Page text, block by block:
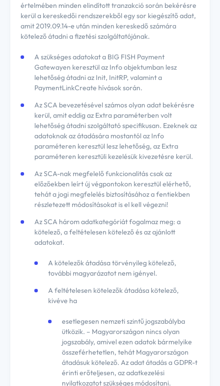
értelmében minden elindított tranzakció során bekérésre
kerül a kereskedői rendszerekből egy sor kiegészítő adat,
amit 2019.09.14-e után minden kereskedő számára
kötelező átadni a fizetési szolgáltatójának.
A szükséges adatokat a BIG FISH Payment
Gatewayen keresztül az Info objektumban lesz
lehetőség átadni az Init, InitRP, valamint a
PaymentLinkCreate hívások során.
Az SCA bevezetésével számos olyan adat bekérésre
kerül, amit eddig az Extra paraméterben volt
lehetőség átadni szolgáltató specifikusan. Ezeknek az
adatoknak az átadására mostantól az Info
paraméteren keresztül lesz lehetőség, az Extra
paraméteren keresztüli kezelésük kivezetésre kerül.
Az SCA-nak megfelelő funkcionalitás csak az
előzőekben leírt új végpontokon keresztül elérhető,
tehát a jogi megfelelés biztosításához a fentiekben
részletezett módosításokat is el kell végezni!
Az SCA három adatkategóriát fogalmaz meg: a
kötelező, a feltételesen kötelező és az ajánlott
adatokat.
A kötelezők átadása törvényileg kötelező,
további magyarázatot nem igényel.
A feltételesen kötelezők átadása kötelező,
kivéve ha
esetlegesen nemzeti szintű jogszabályba
ütközik. – Magyarországon nincs olyan
jogszabály, amivel ezen adatok bármelyike
összeférhetetlen, tehát Magyarországon
átadásuk kötelező. Az adat átadás a GDPR-t
érinti erőteljesen, az adatkezelési
nyilatkozatot szükséges módosítani.